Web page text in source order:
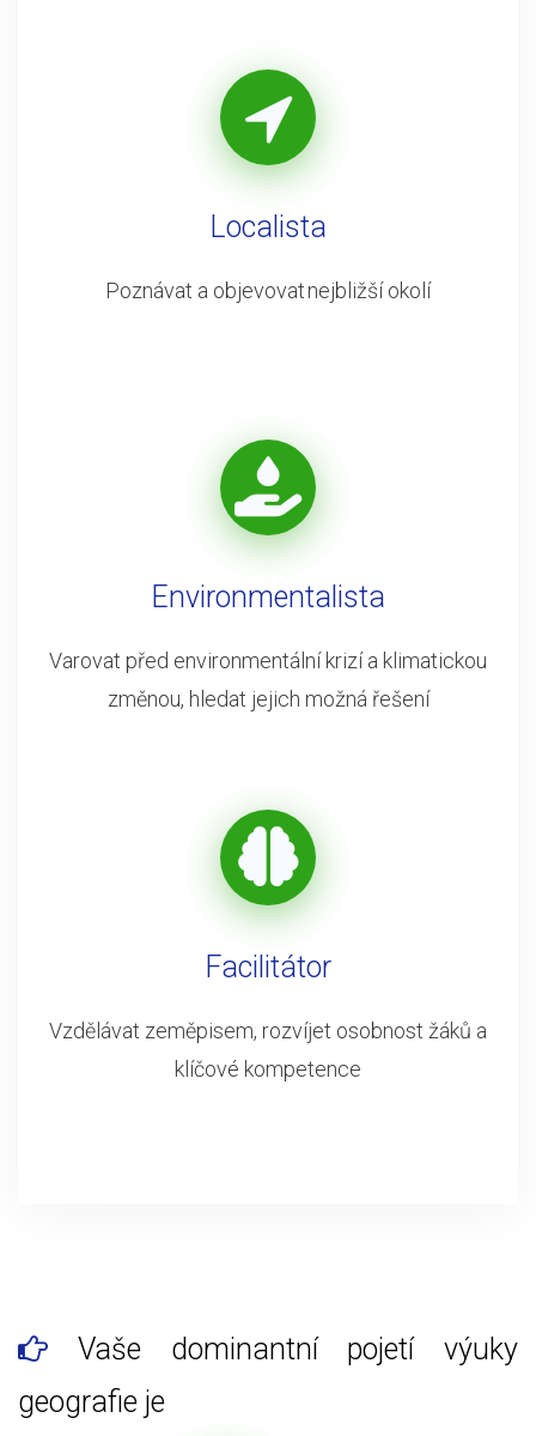
Localista
Poznávat a objevovat nejbližší okolí
Environmentalista
Varovat před environmentální krizí a klimatickou
změnou, hledat jejich možná řešení
Facilitátor
Vzdělávat zeměpisem, rozvíjet osobnost žáků a
klíčové kompetence
Vaše dominantní pojetí výuky
geografie je